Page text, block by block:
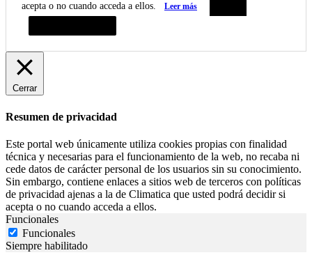
acepta o no cuando acceda a ellos.
Leer más
Cerrar
Resumen de privacidad
Este portal web únicamente utiliza cookies propias con finalidad
técnica y necesarias para el funcionamiento de la web, no recaba ni
cede datos de carácter personal de los usuarios sin su conocimiento.
Sin embargo, contiene enlaces a sitios web de terceros con políticas
de privacidad ajenas a la de Climatica que usted podrá decidir si
acepta o no cuando acceda a ellos.
Funcionales
Funcionales
Siempre habilitado